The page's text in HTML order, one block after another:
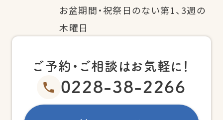
お盆期間・祝祭日のない第1、3週の
木曜日
ご予約・ご相談はお気軽に！
0228-38-2266